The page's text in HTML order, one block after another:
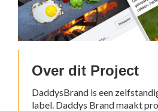
Over dit Project
DaddysBrand is een
label. Daddys Brand maakt